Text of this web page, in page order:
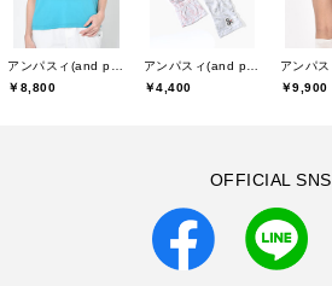
￥8,800
￥4,400
￥9,900
OFFICIAL SNS